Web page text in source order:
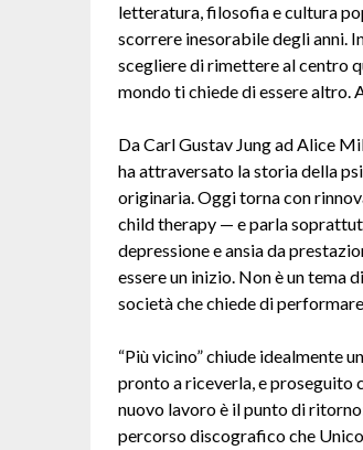
letteratura, filosofia e cultura
scorrere inesorabile degli anni.
scegliere di rimettere al centro
mondo ti chiede di essere altro.
Da Carl Gustav Jung ad Alice
ha attraversato la storia della
originaria. Oggi torna con
child therapy — e parla
depressione e ansia da
essere un inizio. Non è un tema
società che chiede di
“Più vicino” chiude idealmente
pronto a riceverla, e proseguito
nuovo lavoro è il punto di
percorso discografico che